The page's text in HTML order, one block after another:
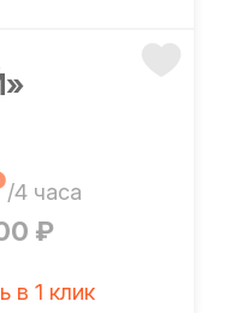
/4 часа
₽
в 1 клик